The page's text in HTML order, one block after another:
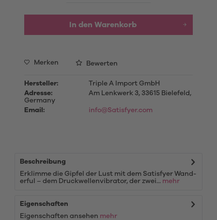
In den Warenkorb
Merken Bewerten
Hersteller:
Triple A Import GmbH
Adresse:
Am Lenkwerk 3, 33615 Bielefeld,
Germany
Email:
info@Satisfyer.com
Beschreibung
Erklimme die Gipfel der Lust mit dem Satisfyer Wand-
erful – dem Druckwellenvibrator, der zwei... mehr
Eigenschaften
Eigenschaften ansehen mehr